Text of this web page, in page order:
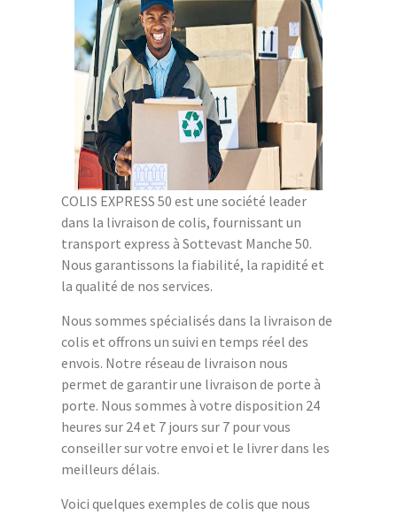
COLIS EXPRESS 50 est une société leader
dans la livraison de colis, fournissant un
transport express à Sottevast Manche 50.
Nous garantissons la fiabilité, la rapidité et
la qualité de nos services.
Nous sommes spécialisés dans la livraison de
colis et offrons un suivi en temps réel des
envois. Notre réseau de livraison nous
permet de garantir une livraison de porte à
porte. Nous sommes à votre disposition 24
heures sur 24 et 7 jours sur 7 pour vous
conseiller sur votre envoi et le livrer dans les
meilleurs délais.
Voici quelques exemples de colis que nous